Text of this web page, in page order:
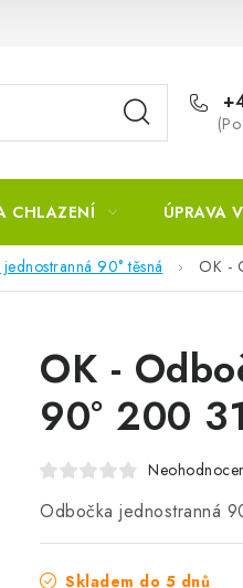
CHLAZENÍ ÚPRAVA
90° těsná OK -
OK -
90° 200
Odbočka jednostranná
Skladem do 5 dnů